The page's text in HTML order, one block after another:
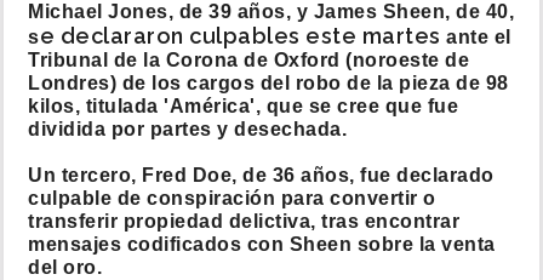
Michael Jones, de 39 años, y James Sheen, de 40,
se declararon culpables este martes ante el
Tribunal de la Corona de Oxford (noroeste de
Londres) de los cargos del robo de la pieza de 98
kilos, titulada 'América', que se cree que fue
dividida por partes y desechada.
Un tercero, Fred Doe, de 36 años, fue declarado
culpable de conspiración para convertir o
transferir propiedad delictiva, tras encontrar
mensajes codificados con Sheen sobre la venta
del oro.